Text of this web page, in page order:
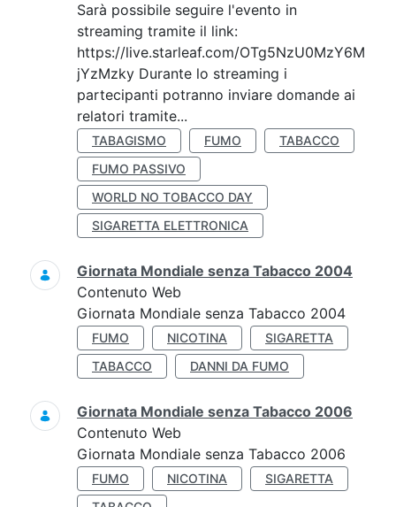
Sarà possibile seguire l'evento in
streaming tramite il link:
https://live.starleaf.com/OTg5NzU0MzY6M
jYzMzky Durante lo streaming i
partecipanti potranno inviare domande ai
relatori tramite...
TABAGISMO FUMO
TABACCO
FUMO PASSIVO
WORLD NO TOBACCO DAY
SIGARETTA ELETTRONICA
Giornata Mondiale senza Tabacco 2004
Contenuto Web
Giornata Mondiale senza Tabacco 2004
FUMO NICOTINA
SIGARETTA
TABACCO
DANNI DA FUMO
Giornata Mondiale senza Tabacco 2006
Contenuto Web
Giornata Mondiale senza Tabacco 2006
FUMO NICOTINA
SIGARETTA